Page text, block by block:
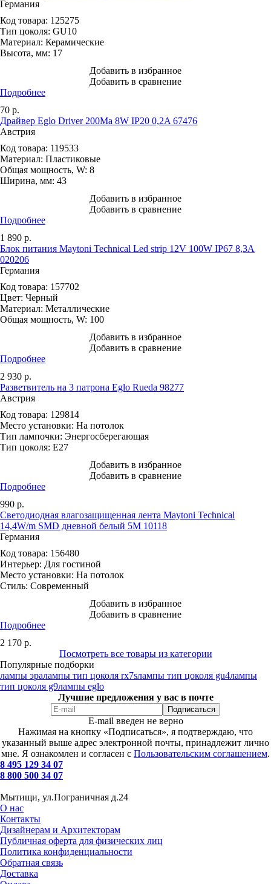
Германия
Код товара: 125275
Тип цоколя: GU10
Материал: Керамические
Высота, мм: 17
Добавить в избранное
Добавить в сравнение
Подробнее
70 р.
Драйвер Eglo Driver 200Ma 8W IP20 0,2A 67476
Австрия
Код товара: 119533
Материал: Пластиковые
Общая мощность, W: 8
Ширина, мм: 43
Добавить в избранное
Добавить в сравнение
Подробнее
1 890 р.
Блок питания Maytoni Technical Led strip 12V 100W IP67 8,3A
020206
Германия
Код товара: 157702
Цвет: Черный
Материал: Металлические
Общая мощность, W: 100
Добавить в избранное
Добавить в сравнение
Подробнее
2 930 р.
Разветвитель на 3 патрона Eglo Rueda 98277
Австрия
Код товара: 129814
Место установки: На потолок
Тип лампочки: Энергосберегающая
Тип цоколя: E27
Добавить в избранное
Добавить в сравнение
Подробнее
990 р.
Светодиодная влагозащищенная лента Maytoni Technical
14,4W/m SMD дневной белый 5M 10118
Германия
Код товара: 156480
Интерьер: Для гостиной
Место установки: На потолок
Стиль: Современный
Добавить в избранное
Добавить в сравнение
Подробнее
2 170 р.
Посмотреть все товары из категории
Популярные подборки
лампы эралампы тип цоколя rx7sлампы тип цоколя gu4лампы
тип цоколя g9лампы eglo
Лучшие предложения у вас в почте
E-mail введен не верно
Нажимая на кнопку «Подписаться», я подтверждаю, что
указанный выше адрес электронной почты, принадлежит лично
мне. Я ознакомлен и согласен с Пользовательским соглашением.
8 495 129 34 07
8 800 500 34 07
Мытищи, ул.Пограничная д.24
О нас
Контакты
Дизайнерам и Архитекторам
Публичная оферта для физических лиц
Политика конфиденциальности
Обратная связь
Доставка